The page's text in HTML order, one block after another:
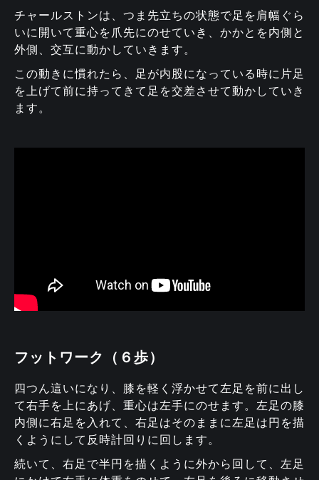
チャールストンは、つま先立ちの状態で足を肩幅ぐら
いに開いて重心を爪先にのせていき、かかとを内側と
外側、交互に動かしていきます。
この動きに慣れたら、足が内股になっている時に片足
を上げて前に持ってきて足を交差させて動かしていき
ます。
フットワーク（６歩）
四つん這いになり、膝を軽く浮かせて左足を前に出し
て右手を上にあげ、重心は左手にのせます。左足の膝
内側に右足を入れて、右足はそのままに左足は円を描
くようにして反時計回りに回します。
続いて、右足で半円を描くように外から回して、左足